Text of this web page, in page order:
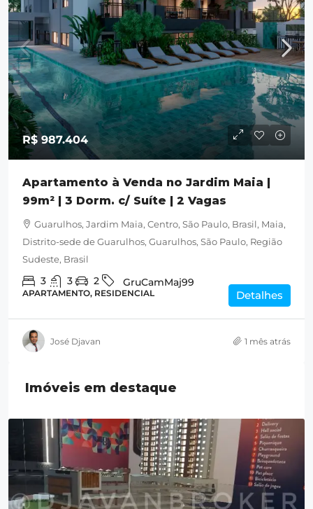
R$ 987.404
Apartamento à Venda no Jardim Maia |
99m² | 3 Dorm. c/ Suíte | 2 Vagas
Guarulhos, Jardim Maia, Centro, São Paulo, Brasil, Maia,
Distrito-sede de Guarulhos, Guarulhos, São Paulo, Região
Sudeste, Brasil
3 3 2 GruCamMaj99
APARTAMENTO, RESIDENCIAL Detalhes
José Djavan 1 mês atrás
Imóveis em destaque